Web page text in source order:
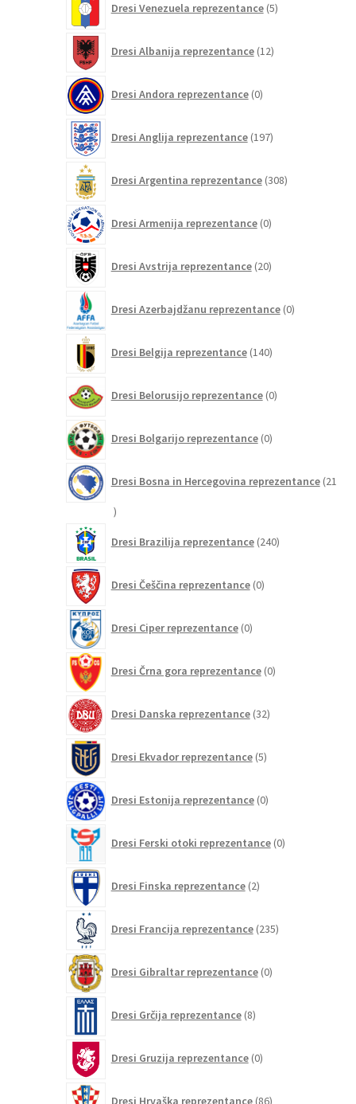
Dresi Venezuela reprezentance 5izdelkov
Dresi Albanija reprezentance 12izdelkov
Dresi Andora reprezentance 0izdelkov
Dresi Anglija reprezentance 197izdelkov
Dresi Argentina reprezentance 308izdelkov
Dresi Armenija reprezentance 0izdelkov
Dresi Avstrija reprezentance 20izdelkov
Dresi Azerbajdžanu reprezentance 0izdelkov
Dresi Belgija reprezentance 140izdelkov
Dresi Belorusijo reprezentance 0izdelkov
Dresi Bolgarijo reprezentance 0izdelkov
Dresi Bosna in Hercegovina reprezentance 21
21
Dresi Brazilija reprezentance 240izdelkov
Dresi Češčina reprezentance 0izdelkov
Dresi Ciper reprezentance 0izdelkov
Dresi Črna gora reprezentance 0izdelkov
Dresi Danska reprezentance 32izdelkov
Dresi Ekvador reprezentance 5izdelkov
Dresi Estonija reprezentance 0izdelkov
Dresi Ferski otoki reprezentance 0izdelkov
Dresi Finska reprezentance 2izdelka
Dresi Francija reprezentance 235izdelkov
Dresi Gibraltar reprezentance 0izdelkov
Dresi Grčija reprezentance 8izdelkov
Dresi Gruzija reprezentance 0izdelkov
Dresi Hrvaška reprezentance 86